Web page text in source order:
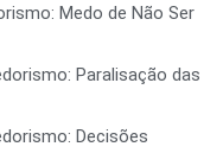
Medo de Não Ser
Paralisação das
Decisões